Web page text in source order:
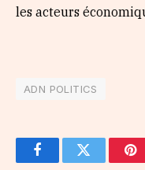
les acteurs
ADN POLITICS
FacebookTwitter